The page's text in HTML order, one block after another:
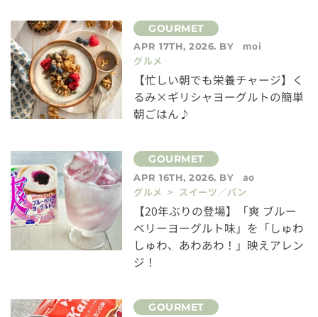
APR 17TH, 2026. BY
moi
グルメ
【忙しい朝でも栄養チャージ】く
るみ×ギリシャヨーグルトの簡単
朝ごはん♪
APR 16TH, 2026. BY
ao
グルメ > スイーツ／パン
【20年ぶりの登場】「爽 ブルー
ベリーヨーグルト味」を「しゅわ
しゅわ、あわあわ！」映えアレン
ジ！